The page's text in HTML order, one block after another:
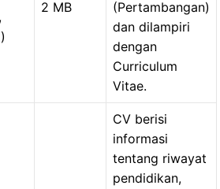
2 MB
(Pertambangan)
dan dilampiri
dengan
Curriculum
Vitae.
CV berisi
informasi
tentang riwayat
pendidikan,